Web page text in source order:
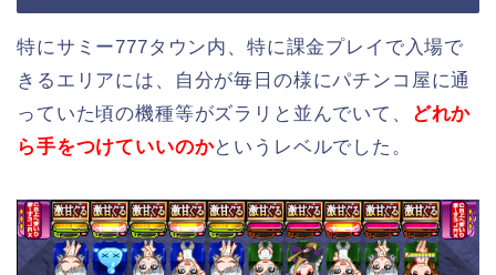
特にサミー777タウン内、特に課金プレイで入場で
きるエリアには、自分が毎日の様にパチンコ屋に通
っていた頃の機種等がズラリと並んでいて、
どれか
ら手をつけていいのかというレベルでした。